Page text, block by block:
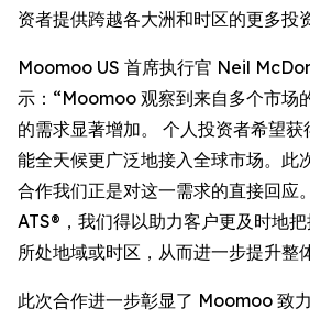
资者提供跨越各大洲和时区的更多投
Moomoo US 首席执行官 Neil
示：“Moomoo 观察到来自多个市场
的需求显著增加。 个人投资者希望
能全天候更广泛地接入全球市场。此
合作我们正是对这一需求的直接回应
ATS®，我们得以助力客户更及时地
所处地域或时区，从而进一步提升整
此次合作进一步彰显了 Moomoo 致